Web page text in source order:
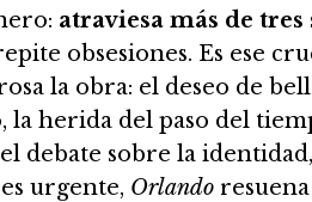
atraviesa más de tres
obsesiones. Es ese
la obra: el deseo de
la herida del paso del
debate sobre la
urgente, Orlandoresuena